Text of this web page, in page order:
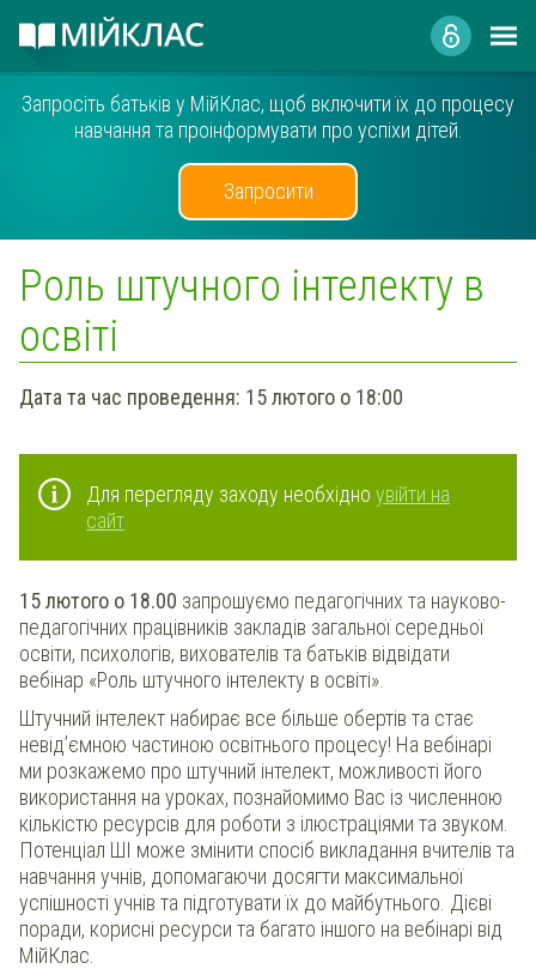
Запросіть батьків у МійКлас, щоб включити їх до процесу
навчання та проінформувати про успіхи дітей.
Запросити
Роль штучного інтелекту в
освіті
Дата та час проведення: 15 лютого о 18:00
Для перегляду заходу необхідно увійти на
сайт
15 лютого о 18.00 запрошуємо педагогічних та науково-
педагогічних працівників закладів загальної середньої
освіти, психологів, вихователів та батьків відвідати
вебінар «Роль штучного інтелекту в освіті».
Штучний інтелект набирає все більше обертів та стає
невід’ємною частиною освітнього процесу! На вебінарі
ми розкажемо про штучний інтелект, можливості його
використання на уроках, познайомимо Вас із численною
кількістю ресурсів для роботи з ілюстраціями та звуком.
Потенціал ШІ може змінити спосіб викладання вчителів та
навчання учнів, допомагаючи досягти максимальної
успішності учнів та підготувати їх до майбутнього. Дієві
поради, корисні ресурси та багато іншого на вебінарі від
МійКлас.